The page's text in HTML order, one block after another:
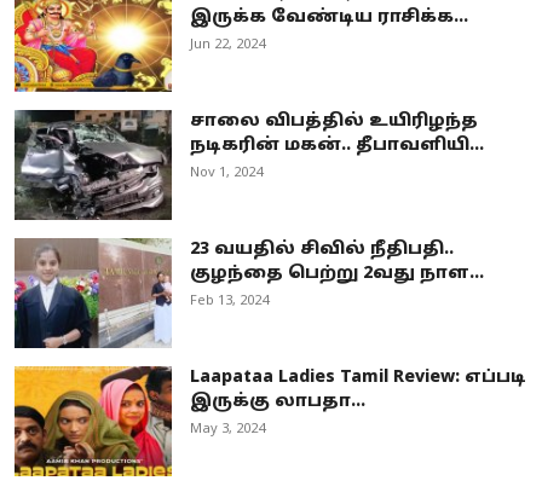
இருக்க வேண்டிய ராசிக்க...
Jun 22, 2024
சாலை விபத்தில் உயிரிழந்த
நடிகரின் மகன்.. தீபாவளியி...
Nov 1, 2024
23 வயதில் சிவில் நீதிபதி..
குழந்தை பெற்று 2வது நாள...
Feb 13, 2024
Laapataa Ladies Tamil Review: எப்படி
இருக்கு லாபதா...
May 3, 2024